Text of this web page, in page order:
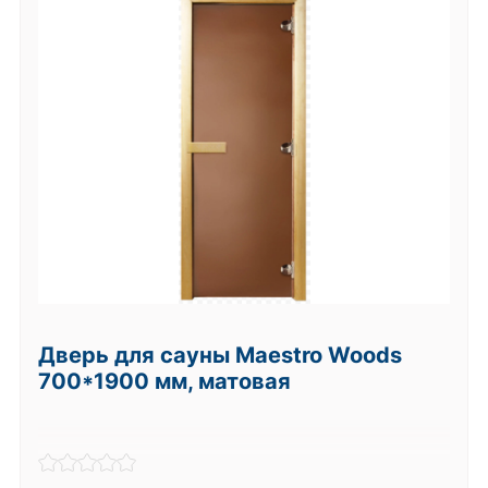
Дверь для сауны Теплый день
700*1900 мм ПРАВАЯ, без порога